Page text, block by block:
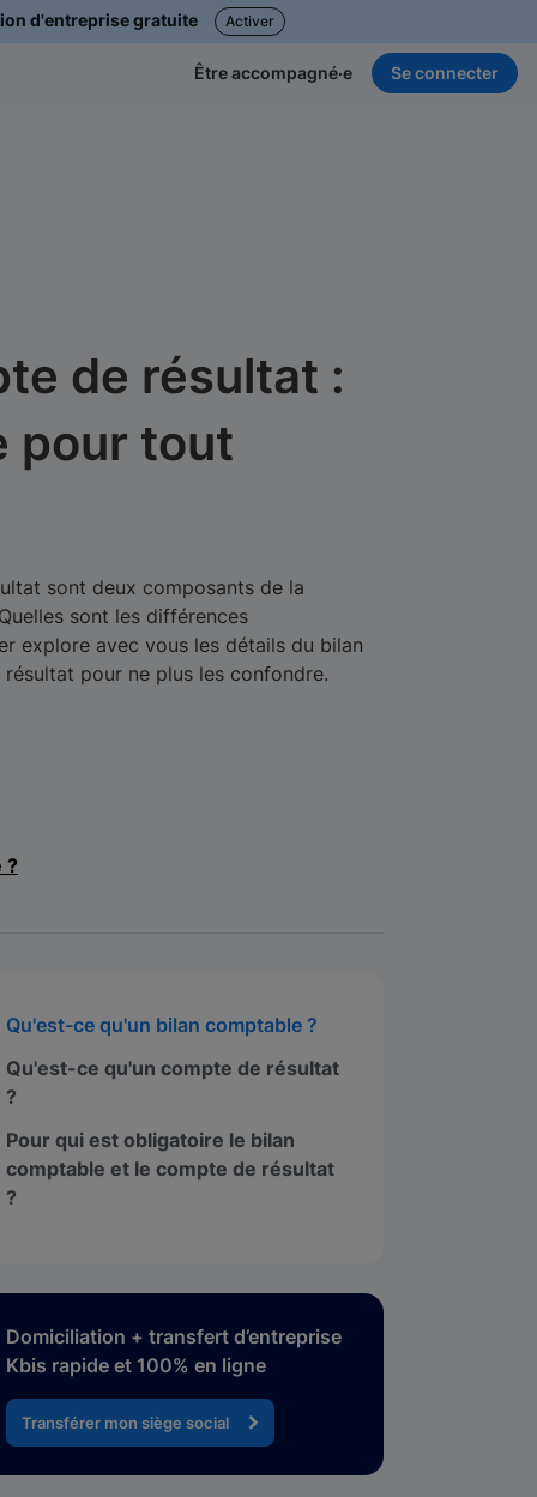
d'entreprise gratuite Activer
Être accompagné·e Se connecter
de résultat :
pour tout
sont deux composants de la
sont les différences
explore avec vous les détails du bilan
pour ne plus les confondre.
?
Qu'est-ce qu'un bilan comptable ?
Qu'est-ce qu'un compte de résultat
?
Pour qui est obligatoire le bilan
comptable et le compte de résultat
?
Domiciliation + transfert d’entreprise
Kbis rapide et 100% en ligne
Transférer mon siège social